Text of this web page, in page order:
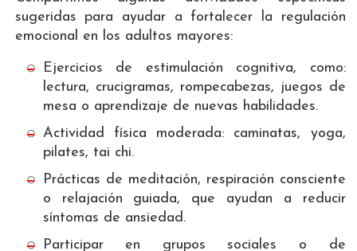
sugeridas para ayudar a fortalecer la regulación
emocional en los adultos mayores:
Ejercicios de estimulación cognitiva, como:
lectura, crucigramas, rompecabezas, juegos de
mesa o aprendizaje de nuevas habilidades.
Actividad física moderada: caminatas, yoga,
pilates, tai chi.
Prácticas de meditación, respiración consciente
o relajación guiada, que ayudan a reducir
síntomas de ansiedad.
Participar en grupos sociales o de